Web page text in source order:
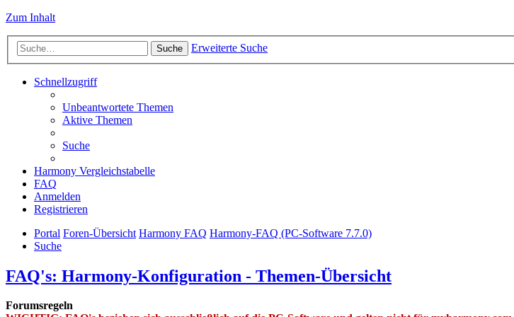
Zum Inhalt
Suche Erweiterte Suche
Schnellzugriff
Unbeantwortete Themen
Aktive Themen
Suche
Harmony Vergleichstabelle
FAQ
Anmelden
Registrieren
Portal Foren-Übersicht Harmony FAQ Harmony-FAQ (PC-Software 7.7.0)
Suche
FAQ's: Harmony-Konfiguration - Themen-Übersicht
Forumsregeln